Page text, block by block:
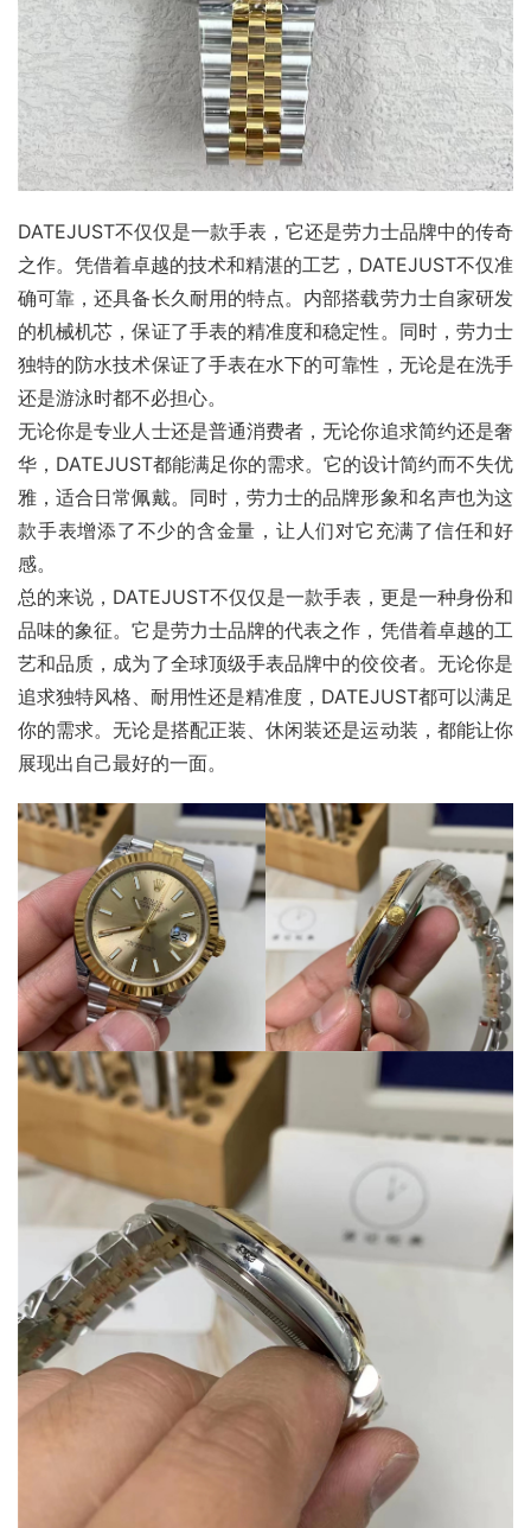
DATEJUST不仅仅是一款手表，它还是劳力士品牌中的传奇
之作。凭借着卓越的技术和精湛的工艺，DATEJUST不仅准
确可靠，还具备长久耐用的特点。内部搭载劳力士自家研发
的机械机芯，保证了手表的精准度和稳定性。同时，劳力士
独特的防水技术保证了手表在水下的可靠性，无论是在洗手
还是游泳时都不必担心。
无论你是专业人士还是普通消费者，无论你追求简约还是奢
华，DATEJUST都能满足你的需求。它的设计简约而不失优
雅，适合日常佩戴。同时，劳力士的品牌形象和名声也为这
款手表增添了不少的含金量，让人们对它充满了信任和好
感。
总的来说，DATEJUST不仅仅是一款手表，更是一种身份和
品味的象征。它是劳力士品牌的代表之作，凭借着卓越的工
艺和品质，成为了全球顶级手表品牌中的佼佼者。无论你是
追求独特风格、耐用性还是精准度，DATEJUST都可以满足
你的需求。无论是搭配正装、休闲装还是运动装，都能让你
展现出自己最好的一面。